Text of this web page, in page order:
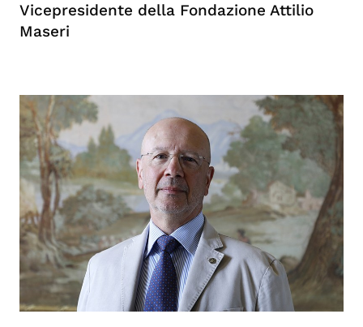
Vicepresidente della Fondazione Attilio
Maseri